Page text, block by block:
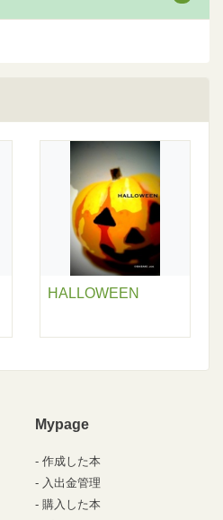
HALLOWEEN
Mypage
作成した本
入出金管理
購入した本